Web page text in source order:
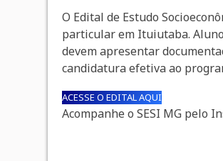
O Edital de Estudo
particular em Ituiutaba.
devem apresentar
candidatura efetiva ao
ACESSE O EDITAL AQUI
Acompanhe o SESI MG pelo